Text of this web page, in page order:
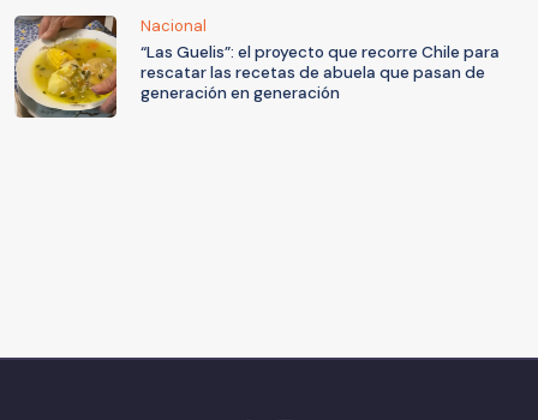
Nacional
“Las Guelis”: el proyecto que recorre Chile para
rescatar las recetas de abuela que pasan de
generación en generación